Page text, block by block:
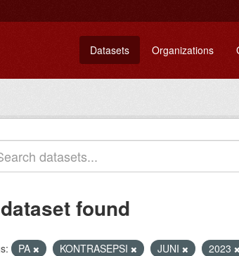
Datasets Organizations
found
PA KONTRASEPSI JUNI 2023